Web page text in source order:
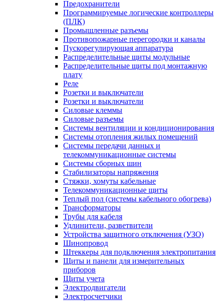
Предохранители
Программируемые логические контроллеры
(ПЛК)
Промышленные разъемы
Противопожарные перегородки и каналы
Пускорегулирующая аппаратура
Распределительные щиты модульные
Распределительные щиты под монтажную
плату
Реле
Розетки и выключатели
Розетки и выключатели
Силовые клеммы
Силовые разъемы
Системы вентиляции и кондиционирования
Системы отопления жилых помещений
Системы передачи данных и
телекоммуникационные системы
Системы сборных шин
Стабилизаторы напряжения
Стяжки, хомуты кабельные
Телекоммуникационные щиты
Теплый пол (системы кабельного обогрева)
Трансформаторы
Трубы для кабеля
Удлинители, разветвители
Устройства защитного отключения (УЗО)
Шинопровод
Штеккеры для подключения электропитания
Щиты и панели для измерительных
приборов
Щиты учета
Электродвигатели
Электросчетчики